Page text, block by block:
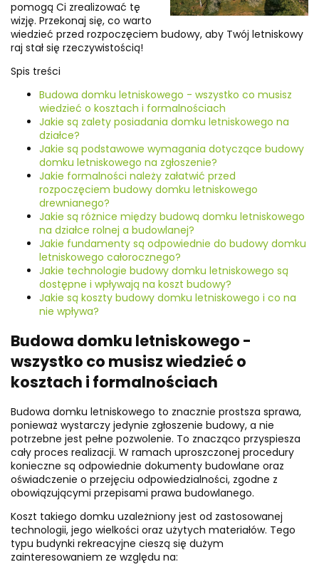
pomogą Ci zrealizować tę
wizję. Przekonaj się, co warto
wiedzieć przed rozpoczęciem budowy, aby Twój letniskowy
raj stał się rzeczywistością!
Spis treści
Budowa domku letniskowego - wszystko co musisz
wiedzieć o kosztach i formalnościach
Jakie są zalety posiadania domku letniskowego na
działce?
Jakie są podstawowe wymagania dotyczące budowy
domku letniskowego na zgłoszenie?
Jakie formalności należy załatwić przed
rozpoczęciem budowy domku letniskowego
drewnianego?
Jakie są różnice między budową domku letniskowego
na działce rolnej a budowlanej?
Jakie fundamenty są odpowiednie do budowy domku
letniskowego całorocznego?
Jakie technologie budowy domku letniskowego są
dostępne i wpływają na koszt budowy?
Jakie są koszty budowy domku letniskowego i co na
nie wpływa?
Budowa domku letniskowego -
wszystko co musisz wiedzieć o
kosztach i formalnościach
Budowa domku letniskowego to znacznie prostsza sprawa,
ponieważ wystarczy jedynie zgłoszenie budowy, a nie
potrzebne jest pełne pozwolenie. To znacząco przyspiesza
cały proces realizacji. W ramach uproszczonej procedury
konieczne są odpowiednie dokumenty budowlane oraz
oświadczenie o przejęciu odpowiedzialności, zgodne z
obowiązującymi przepisami prawa budowlanego.
Koszt takiego domku uzależniony jest od zastosowanej
technologii, jego wielkości oraz użytych materiałów. Tego
typu budynki rekreacyjne cieszą się dużym
zainteresowaniem ze względu na: